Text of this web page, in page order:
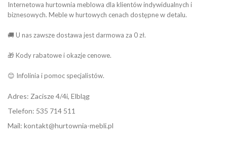
Internetowa hurtownia meblowa dla klientów indywidualnych i
biznesowych. Meble w hurtowych cenach dostępne w detalu.
🚚 U nas zawsze dostawa jest darmowa za 0 zł.
🎁 Kody rabatowe i okazje cenowe.
😊 Infolinia i pomoc specjalistów.
Adres: Zacisze 4/4i, Elbląg
Telefon: 535 714 511
Mail: kontakt@hurtownia-mebli.pl